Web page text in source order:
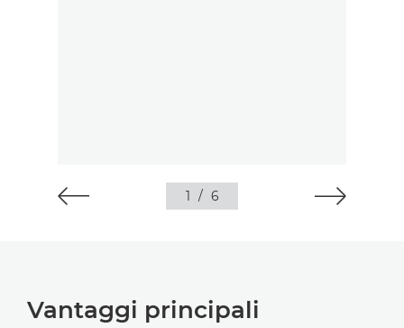
1 / 6
Vantaggi principali